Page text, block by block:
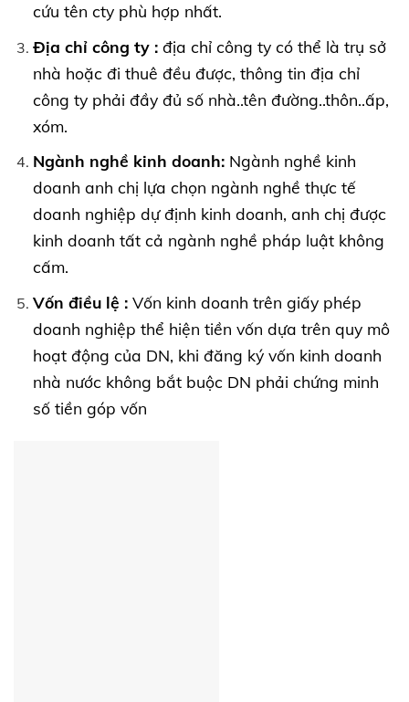
cứu tên cty phù hợp nhất.
Địa chỉ công ty :địa chỉ công ty có thể là trụ sở
nhà hoặc đi thuê đều được, thông tin địa chỉ
công ty phải đầy đủ số nhà..tên đường..thôn..ấp,
xóm.
Ngành nghề kinh doanh:Ngành nghề kinh
doanh anh chị lựa chọn ngành nghề thực tế
doanh nghiệp dự định kinh doanh, anh chị được
kinh doanh tất cả ngành nghề pháp luật không
cấm.
Vốn điều lệ :Vốn kinh doanh trên giấy phép
doanh nghiệp thể hiện tiền vốn dựa trên quy mô
hoạt động của DN, khi đăng ký vốn kinh doanh
nhà nước không bắt buộc DN phải chứng minh
số tiền góp vốn